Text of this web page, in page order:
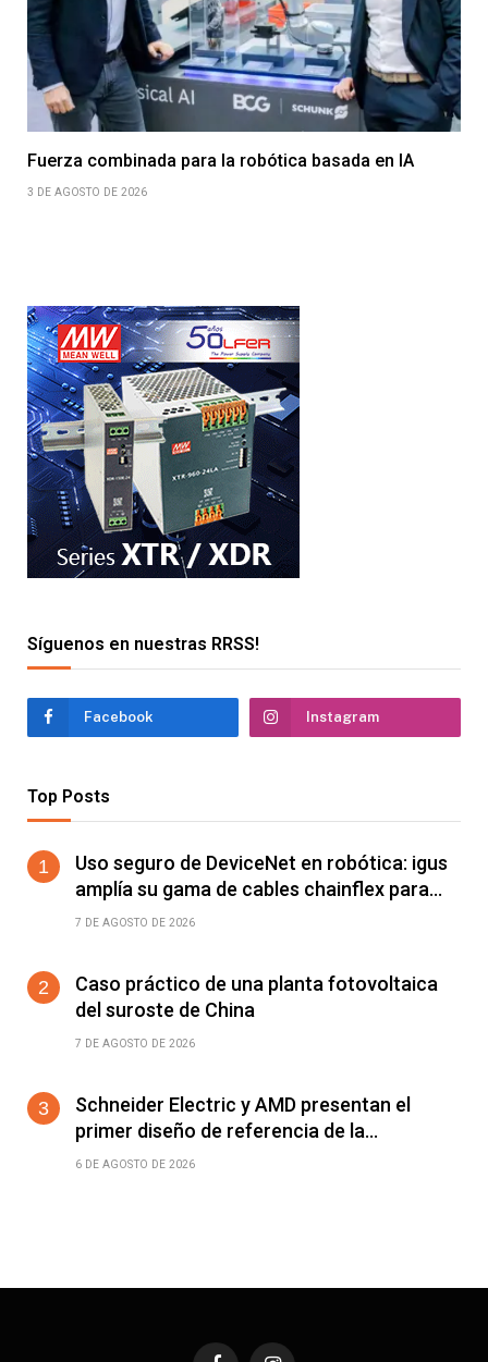
Fuerza combinada para la robótica basada en IA
3 DE AGOSTO DE 2026
Síguenos en nuestras RRSS!
Facebook Instagram
Top Posts
Uso seguro de DeviceNet en robótica: igus
amplía su gama de cables chainflex para
torsión de ±360°/m
7 DE AGOSTO DE 2026
Caso práctico de una planta fotovoltaica
del suroste de China
7 DE AGOSTO DE 2026
Schneider Electric y AMD presentan el
primer diseño de referencia de la
plataforma Helios para acelerar el
6 DE AGOSTO DE 2026